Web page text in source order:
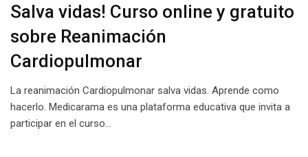
Salva vidas! Curso online y gratuito
sobre Reanimación
Cardiopulmonar
La reanimación Cardiopulmonar salva vidas. Aprende como
hacerlo. Medicarama es una plataforma educativa que invita a
participar en el curso…